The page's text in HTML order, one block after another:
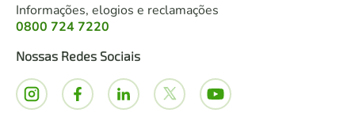
Informações, elogios e reclamações
0800 724 7220
Nossas Redes Sociais